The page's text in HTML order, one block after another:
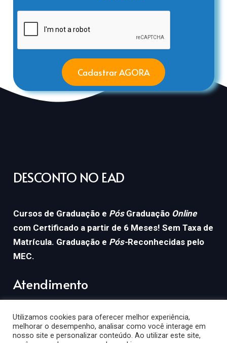
DESCONTO NO EAD
Cursos de Graduação e PósGraduação Online
com Certificado a partir de 6 Meses! Sem Taxa de
Matrícula. Graduação e Pós-Reconhecidas pelo
MEC.
Atendimento
contato@descontonoead.com.br
Utilizamos cookies para oferecer melhor experiência,
melhorar o desempenho, analisar como você interage em
nosso site e personalizar conteúdo. Ao utilizar este site,